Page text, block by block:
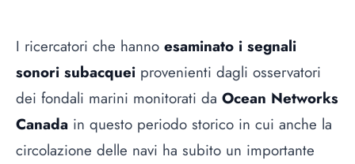
I ricercatori che hanno esaminato i segnali
sonori subacquei provenienti dagli osservatori
dei fondali marini monitorati da Ocean Networks
Canada in questo periodo storico in cui anche la
circolazione delle navi ha subito un importante